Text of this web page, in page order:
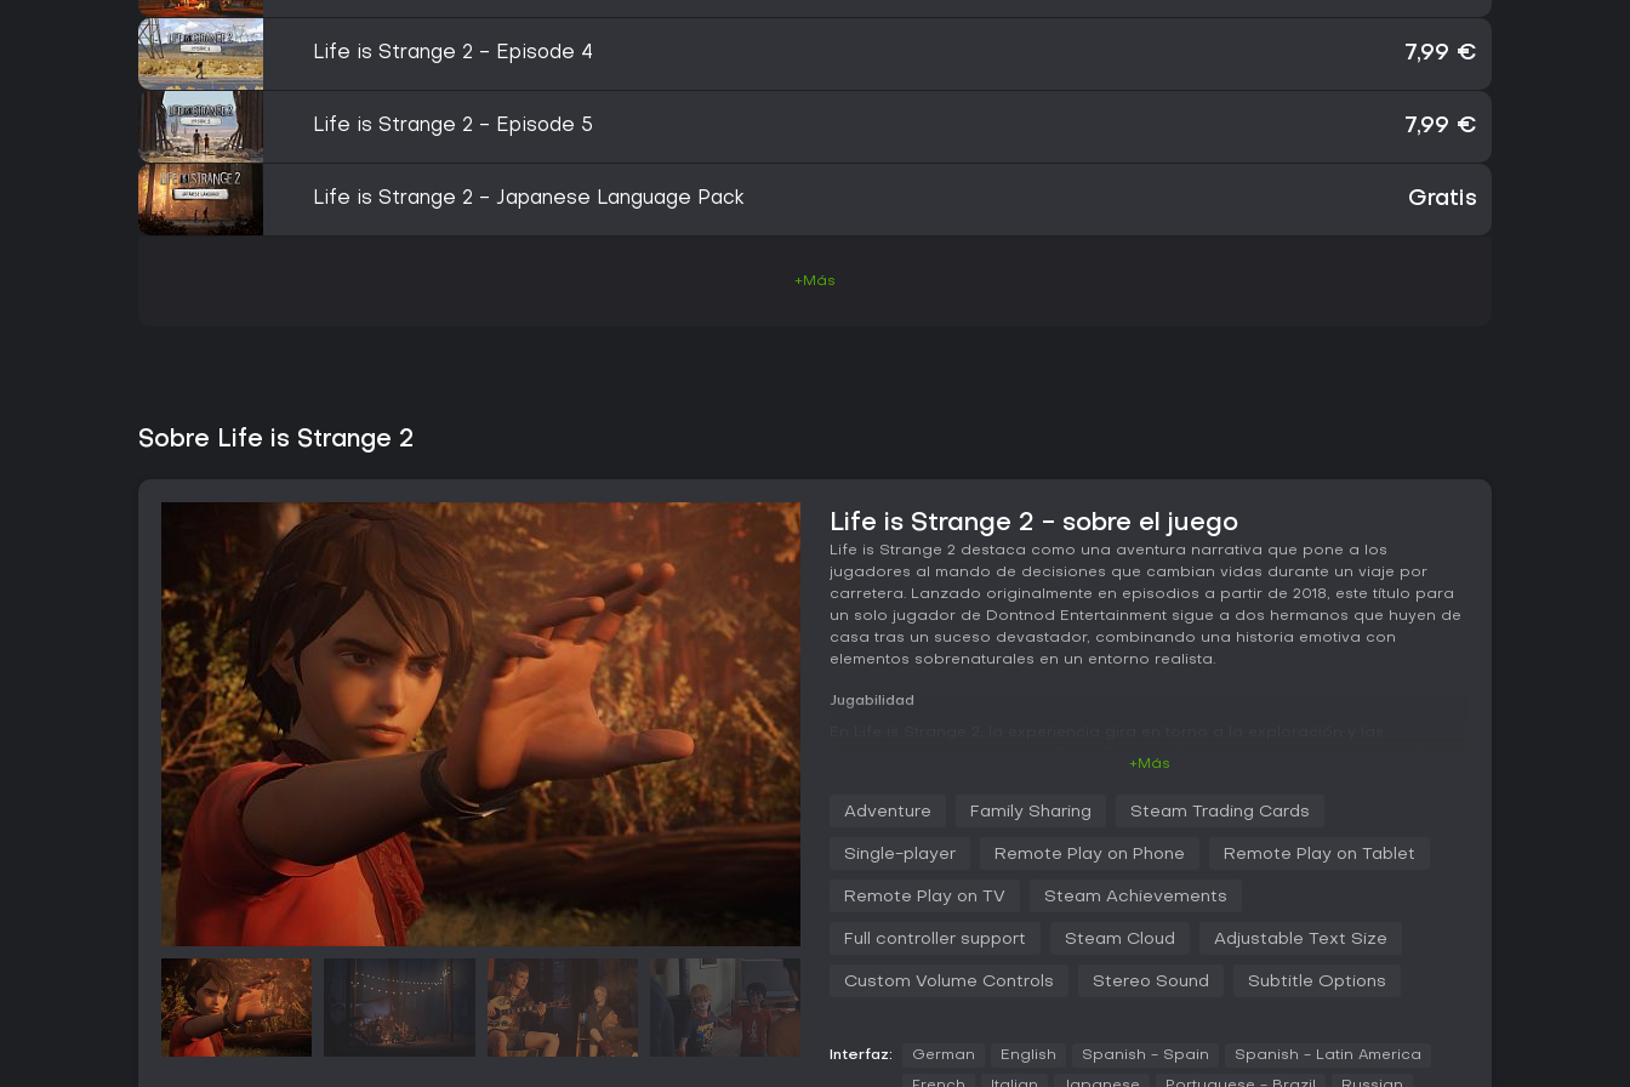
Life is Strange 2 - Episode 4 7,99 €
Life is Strange 2 - Episode 5 7,99 €
Life is Strange 2 - Japanese Language Pack Gratis
+Más
Sobre Life is Strange 2
Life is Strange 2 - sobre el juego
Life is Strange 2 destaca como una aventura narrativa que pone a los
jugadores al mando de decisiones que cambian vidas durante un viaje por
carretera. Lanzado originalmente en episodios a partir de 2018, este título para
un solo jugador de Dontnod Entertainment sigue a dos hermanos que huyen de
casa tras un suceso devastador, combinando una historia emotiva con
elementos sobrenaturales en un entorno realista.
Jugabilidad
de los personajes. Un mecánica clave son los poderes telequinéticos de Daniel,
decidiendo cuándo usarlos o esconderlos para superar obstáculos o ayudar
acciones como Sean le enseñan lecciones morales a Daniel, lo que influye en su
comportamiento y en la relación entre hermanos a lo largo del tiempo. Los
gráficos lucen texturas detalladas pintadas a mano, y la banda sonora mezcla
composiciones originales con temas licenciados de artistas como Phoenix y
sistemas de combate ni elementos competitivos. En su lugar, el gameplay resalta
la resolución de puzles con el entorno y los poderes de Daniel, como mover
+Más
Adventure Family Sharing Steam Trading Cards
Single-player Remote Play on Phone Remote Play on Tablet
Remote Play on TV Steam Achievements
Full controller support Steam Cloud Adjustable Text Size
Custom Volume Controls Stereo Sound Subtitle Options
Interfaz: German English Spanish - Spain Spanish - Latin America